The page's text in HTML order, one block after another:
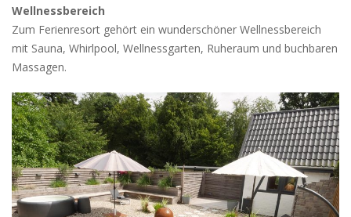
Wellnessbereich
Zum Ferienresort gehört ein wunderschöner Wellnessbereich
mit Sauna, Whirlpool, Wellnessgarten, Ruheraum und buchbaren
Massagen.